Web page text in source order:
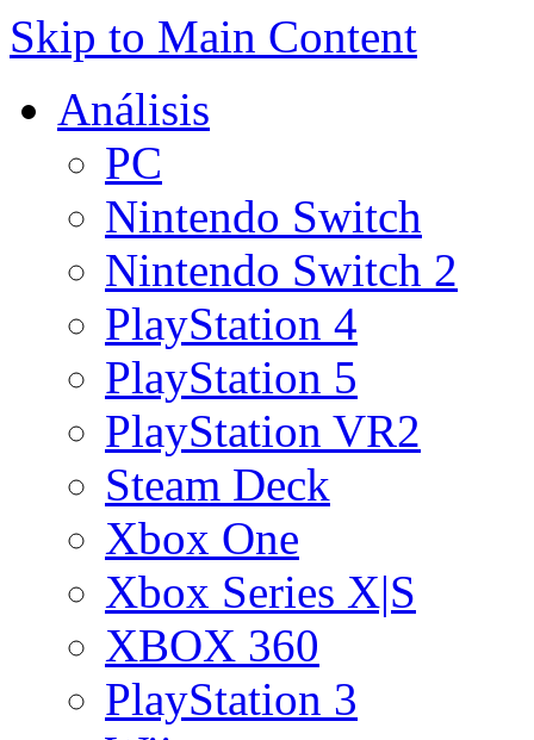
Skip to Main Content
Análisis
PC
Nintendo Switch
Nintendo Switch 2
PlayStation 4
PlayStation 5
PlayStation VR2
Steam Deck
Xbox One
Xbox Series X|S
XBOX 360
PlayStation 3